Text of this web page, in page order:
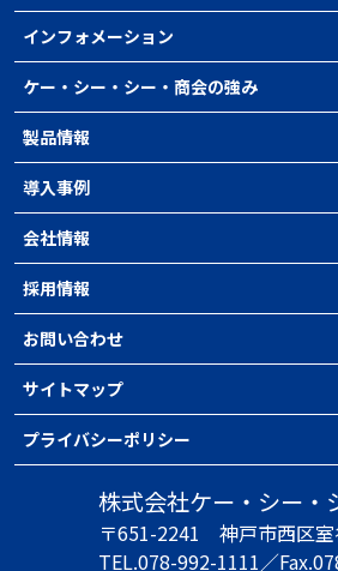
インフォメーション
ケー・シー・シー・商会の強み
製品情報
導入事例
会社情報
採用情報
お問い合わせ
サイトマップ
プライバシーポリシー
株式会社ケー・シー・
〒651-2241 神戸市西区
TEL.078-992-1111／